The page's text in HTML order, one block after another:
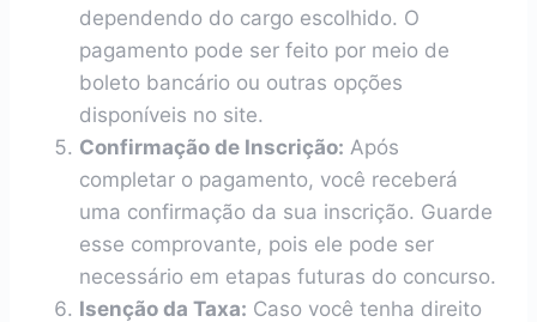
dependendo do cargo escolhido. O
pagamento pode ser feito por meio de
boleto bancário ou outras opções
disponíveis no site.
Confirmação de Inscrição: Após
completar o pagamento, você receberá
uma confirmação da sua inscrição. Guarde
esse comprovante, pois ele pode ser
necessário em etapas futuras do concurso.
Isenção da Taxa: Caso você tenha direito